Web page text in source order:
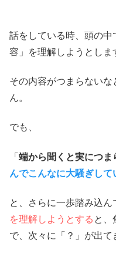
話をしている時、頭の
容」を理解しようとしま
その内容がつまらない
ん。
でも、
「 端から聞くと実につま
んでこんなに大騒ぎして
と、さらに一歩踏み込ん
を理解しようとする と、
で、次々に「？」が出て